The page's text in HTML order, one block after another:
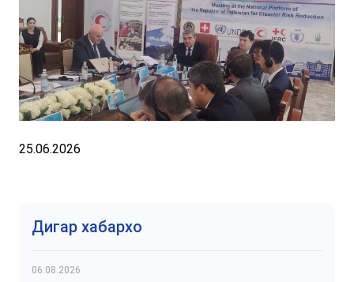
25.06.2026
Дигар хабархо
06.08.2026